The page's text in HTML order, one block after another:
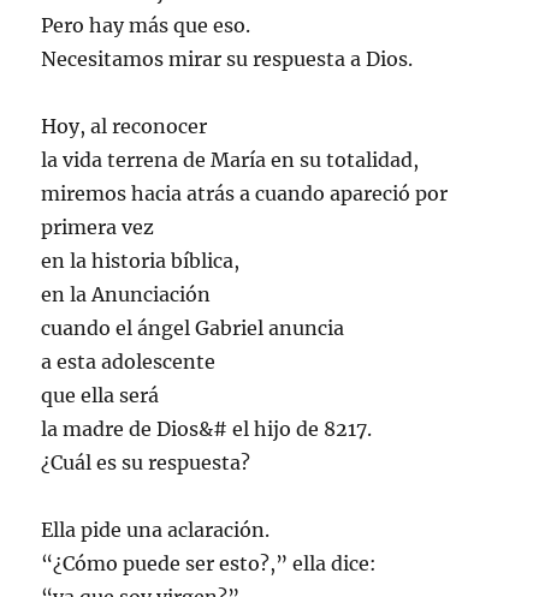
Pero hay más que eso.
Necesitamos mirar su respuesta a Dios.
Hoy, al reconocer
la vida terrena de María en su totalidad,
miremos hacia atrás a cuando apareció por
primera vez
en la historia bíblica,
en la Anunciación
cuando el ángel Gabriel anuncia
a esta adolescente
que ella será
la madre de Dios&# el hijo de 8217.
¿Cuál es su respuesta?
Ella pide una aclaración.
“¿Cómo puede ser esto?,” ella dice: